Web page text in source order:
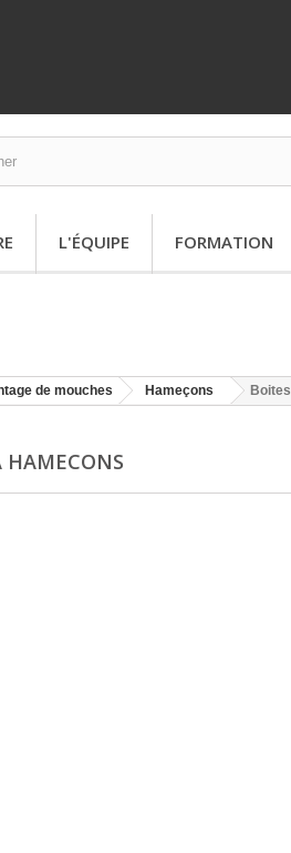
L'ÉQUIPE FORMATION
de mouches Hameçons
HAMECONS